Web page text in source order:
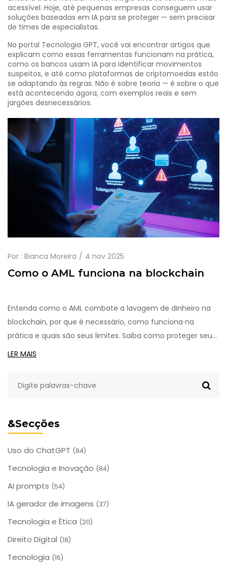
&Secções
Uso do ChatGPT (84)
Tecnologia e Inovação (84)
AI prompts (54)
IA gerador de imagens (37)
Tecnologia e Ética (20)
Direito Digital (18)
Tecnologia (16)
acessível. Hoje, até pequenas empresas conseguem usar
soluções baseadas em IA para se proteger — sem precisar
de times de especialistas.
No portal Tecnologia GPT, você vai encontrar artigos que
explicam como essas ferramentas funcionam na prática,
como os bancos usam IA para identificar movimentos
suspeitos, e até como plataformas de criptomoedas estão
se adaptando às regras. Não é sobre teoria — é sobre o que
está acontecendo agora, com exemplos reais e sem
jargões desnecessários.
Por : Bianca Moreira 4 nov 2025
Como o AML funciona na blockchain
Entenda como o AML combate a lavagem de dinheiro na
blockchain, por que é necessário, como funciona na
prática e quais são seus limites. Saiba como proteger seu
dinheiro e usar cripto de forma segura.
LER MAIS